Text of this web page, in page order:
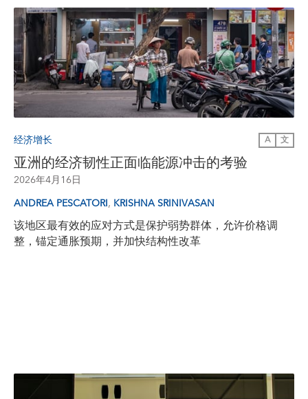
经济增长 A 文
亚洲的经济韧性正面临能源冲击的考验
2026年4月16日
ANDREA PESCATORI, KRISHNA SRINIVASAN
该地区最有效的应对方式是保护弱势群体，允许价格调
整，锚定通胀预期，并加快结构性改革